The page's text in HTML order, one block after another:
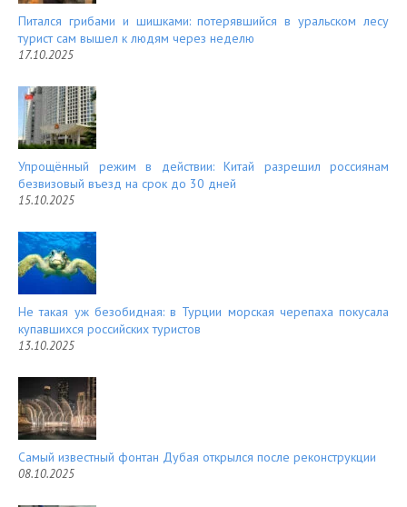
Питался грибами и шишками: потерявшийся в уральском лесу
турист сам вышел к людям через неделю
17.10.2025
Упрощённый режим в действии: Китай разрешил россиянам
безвизовый въезд на срок до 30 дней
15.10.2025
Не такая уж безобидная: в Турции морская черепаха покусала
купавшихся российских туристов
13.10.2025
Самый известный фонтан Дубая открылся после реконструкции
08.10.2025